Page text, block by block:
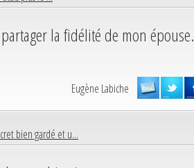
la fidélité de mon épouse.
Eugène Labiche
bien gardé et u...